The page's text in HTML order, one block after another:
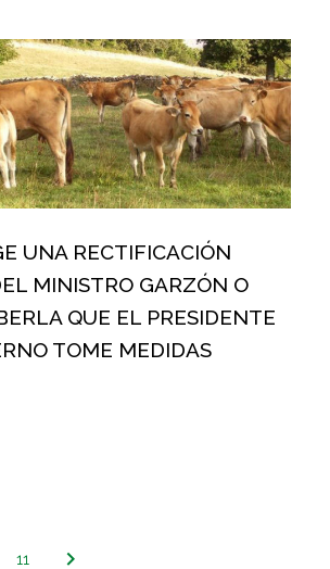
UNA RECTIFICACIÓN
MINISTRO GARZÓN O
QUE EL PRESIDENTE
TOME MEDIDAS
11